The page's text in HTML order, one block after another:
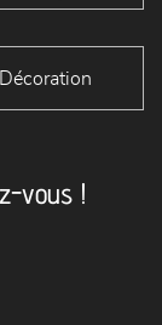
Décoration
vous !